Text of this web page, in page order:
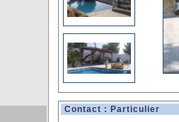
Contact : Particulier